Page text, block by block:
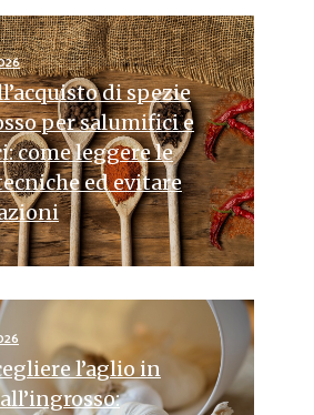
di spezie
per salumifici e
come leggere le
ed evitare
l’aglio in